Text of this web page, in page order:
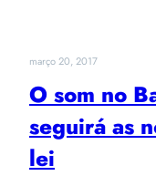
março 20, 2017
O som no
seguirá as
lei